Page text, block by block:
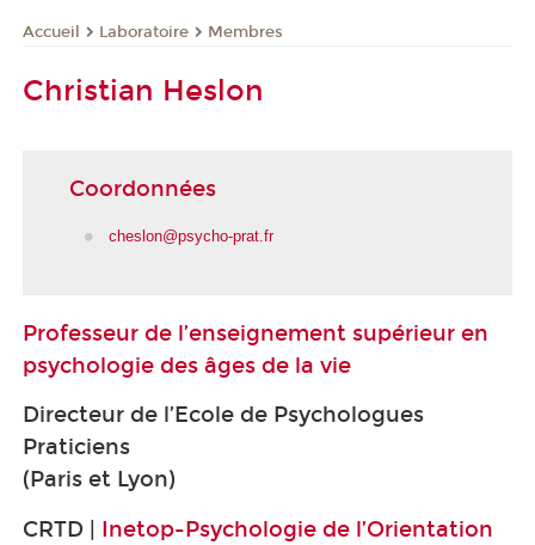
Accueil Laboratoire Membres
Christian Heslon
Coordonnées
cheslon@psycho-prat.fr
Professeur de l’enseignement supérieur en
psychologie des âges de la vie
Directeur de l’Ecole de Psychologues
Praticiens
(Paris et Lyon)
CRTD |
Inetop-Psychologie de l’Orientation